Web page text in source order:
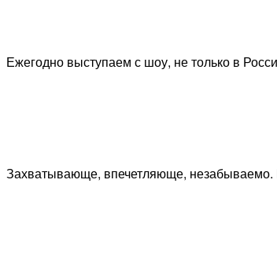
Ежегодно выступаем с шоу, не только в
Захватывающе, впечетляюще,